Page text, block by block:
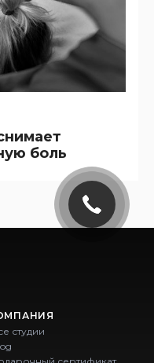
боль
студии